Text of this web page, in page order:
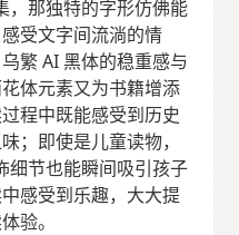
，那独特的字形仿佛能
受文字间流淌的情
繁 AI 黑体的稳重感与
体元素又为书籍增添
程中既能感受到历史
；即使是儿童读物，
细节也能瞬间吸引孩子
感受到乐趣，大大提
验。